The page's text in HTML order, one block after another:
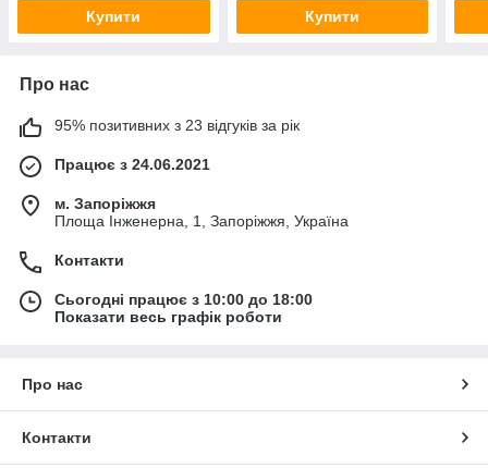
Купити Купити
Про нас
95% позитивних з 23 відгуків за рік
Працює з 24.06.2021
м. Запоріжжя
Площа Інженерна, 1, Запоріжжя, Україна
Контакти
Сьогодні працює з 10:00 до 18:00
Показати весь графік роботи
Про нас
Контакти